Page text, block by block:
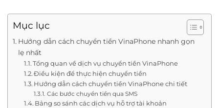
Mục lục
Hướng dẫn cách chuyển tiền VinaPhone nhanh gọn
lẹ nhất
Tổng quan về dịch vụ chuyển tiền VinaPhone
Điều kiện để thực hiện chuyển tiền
Hướng dẫn cách chuyển tiền VinaPhone chi tiết
Các bước chuyển tiền qua SMS
Bảng so sánh các dịch vụ hỗ trợ tài khoản